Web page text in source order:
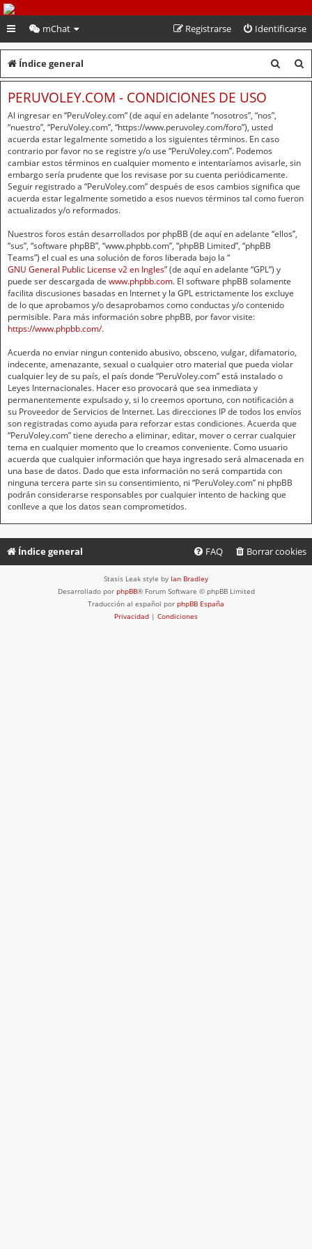
PeruVoley.com
mChat Identificarse
Registrarse
Índice general
u
u
r
PERUVOLEY.COM - CONDICIONES DE USO
Al ingresar en “PeruVoley.com” (de aquí en adelante “nosotros”, “nos”,
“nuestro”, “PeruVoley.com”, “https://www.peruvoley.com/foro”), usted
acuerda estar legalmente sometido a los siguientes términos. En caso
contrario por favor no se registre y/o use “PeruVoley.com”. Podemos
cambiar estos términos en cualquier momento e intentaríamos avisarle, sin
embargo sería prudente que los revisase por su cuenta periódicamente.
Seguir registrado a “PeruVoley.com” después de esos cambios significa que
acuerda estar legalmente sometido a esos nuevos términos tal como fueron
actualizados y/o reformados.
Nuestros foros están desarrollados por phpBB (de aquí en adelante “ellos”,
“sus”, “software phpBB”, “www.phpbb.com”, “phpBB Limited”, “phpBB
Teams”) el cual es una solución de foros liberada bajo la “
GNU General Public License v2 en Ingles” (de aquí en adelante “GPL”) y
puede ser descargada de www.phpbb.com. El software phpBB solamente
facilita discusiones basadas en Internet y la GPL estrictamente los excluye
de lo que aprobamos y/o desaprobamos como conductas y/o contenido
permisible. Para más información sobre phpBB, por favor visite:
https://www.phpbb.com/.
Acuerda no enviar ningun contenido abusivo, obsceno, vulgar, difamatorio,
indecente, amenazante, sexual o cualquier otro material que pueda violar
cualquier ley de su país, el país donde “PeruVoley.com” está instalado o
Leyes Internacionales. Hacer eso provocará que sea inmediata y
permanentemente expulsado y, si lo creemos oportuno, con notificación a
su Proveedor de Servicios de Internet. Las direcciones IP de todos los envíos
son registradas como ayuda para reforzar estas condiciones. Acuerda que
“PeruVoley.com” tiene derecho a eliminar, editar, mover o cerrar cualquier
tema en cualquier momento que lo creamos conveniente. Como usuario
acuerda que cualquier información que haya ingresado será almacenada en
una base de datos. Dado que esta información no será compartida con
ninguna tercera parte sin su consentimiento, ni “PeruVoley.com” ni phpBB
podrán considerarse responsables por cualquier intento de hacking que
conlleve a que los datos sean comprometidos.
Índice general Borrar cookies
FAQ
Stasis Leak style by Ian Bradley
Desarrollado por phpBB® Forum Software © phpBB Limited
Traducción al español por phpBB España
Privacidad | Condiciones